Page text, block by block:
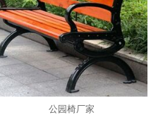
公园椅厂家